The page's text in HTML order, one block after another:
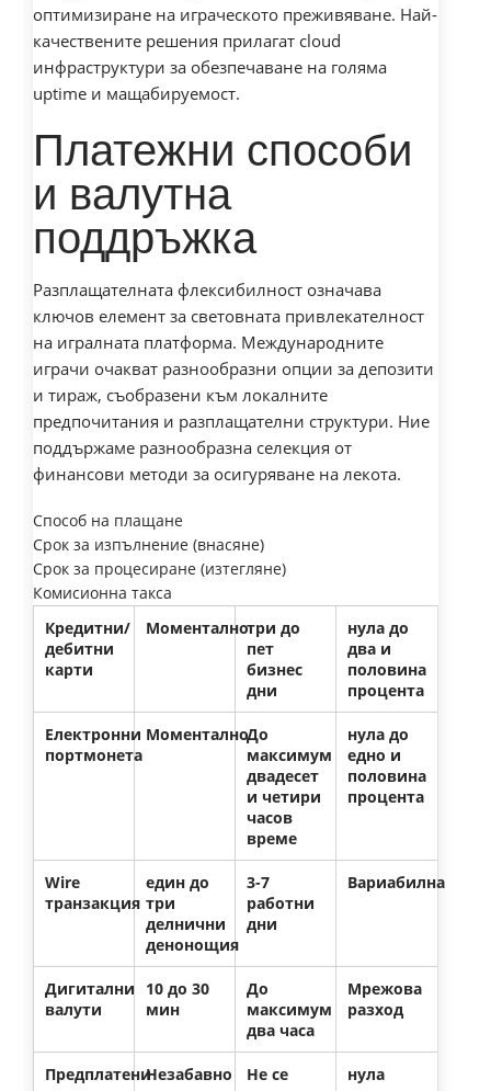
оптимизиране на играческото преживяване. Най-
качествените решения прилагат cloud
инфраструктури за обезпечаване на голяма
uptime и мащабируемост.
Платежни способи
и валутна
поддръжка
Разплащателната флексибилност означава
ключов елемент за световната привлекателност
на игралната платформа. Международните
играчи очакват разнообразни опции за депозити
и тираж, съобразени към локалните
предпочитания и разплащателни структури. Ние
поддържаме разнообразна селекция от
финансови методи за осигуряване на лекота.
Способ на плащане
Срок за изпълнение (внасяне)
Срок за процесиране (изтегляне)
Комисионна такса
Кредитни/
дебитни
карти
Моменталнотри до
пет
бизнес
дни
нула до
два и
половина
процента
Електронни
портмонета
МоменталноДо
максимум
двадесет
и четири
часов
време
нула до
едно и
половина
процента
Wire
транзакция
един до
три
делнични
денонощия
3-7
работни
дни
Вариабилна
Дигитални
валути
10 до 30
мин
До
максимум
два часа
Мрежова
разход
ПредплатениНезабавно
Не се
нула